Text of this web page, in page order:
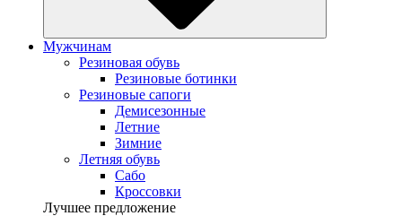
Мужчинам
Резиновая обувь
Резиновые ботинки
Резиновые сапоги
Демисезонные
Летние
Зимние
Летняя обувь
Сабо
Кроссовки
Лучшее предложение